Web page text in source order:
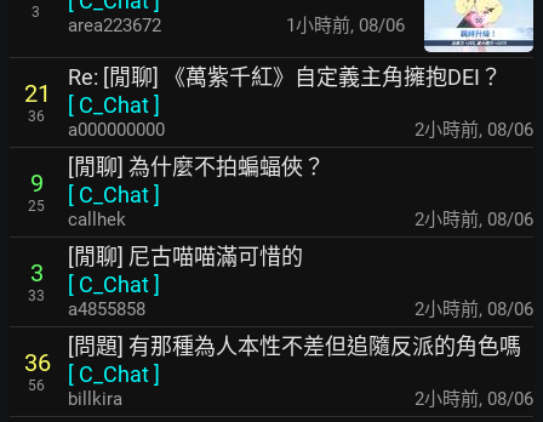
3
area223672 1小時前, 08/06
21
36
Re: [閒聊] 《萬紫千紅》自定義主角擁抱DEI？
[ C_Chat]
a000000000 2小時前, 08/06
9
25
[閒聊] 為什麼不拍蝙蝠俠？
[ C_Chat]
callhek 2小時前, 08/06
3
33
[閒聊] 尼古喵喵滿可惜的
[ C_Chat]
a4855858 2小時前, 08/06
36
56
[問題] 有那種為人本性不差但追隨反派的角色嗎
[ C_Chat]
billkira 2小時前, 08/06